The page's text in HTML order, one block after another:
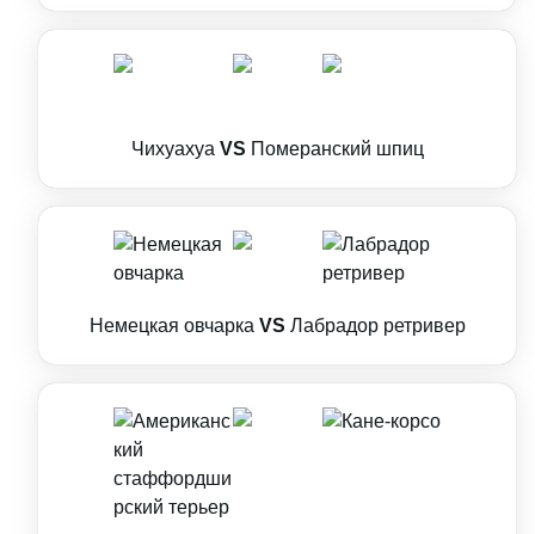
Чихуахуа VS Померанский шпиц
Немецкая овчарка VS Лабрадор ретривер